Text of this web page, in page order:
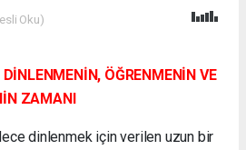
Oku)
ÖĞRENMENİN VE
ZAMANI
dinlenmek için verilen uzun bir